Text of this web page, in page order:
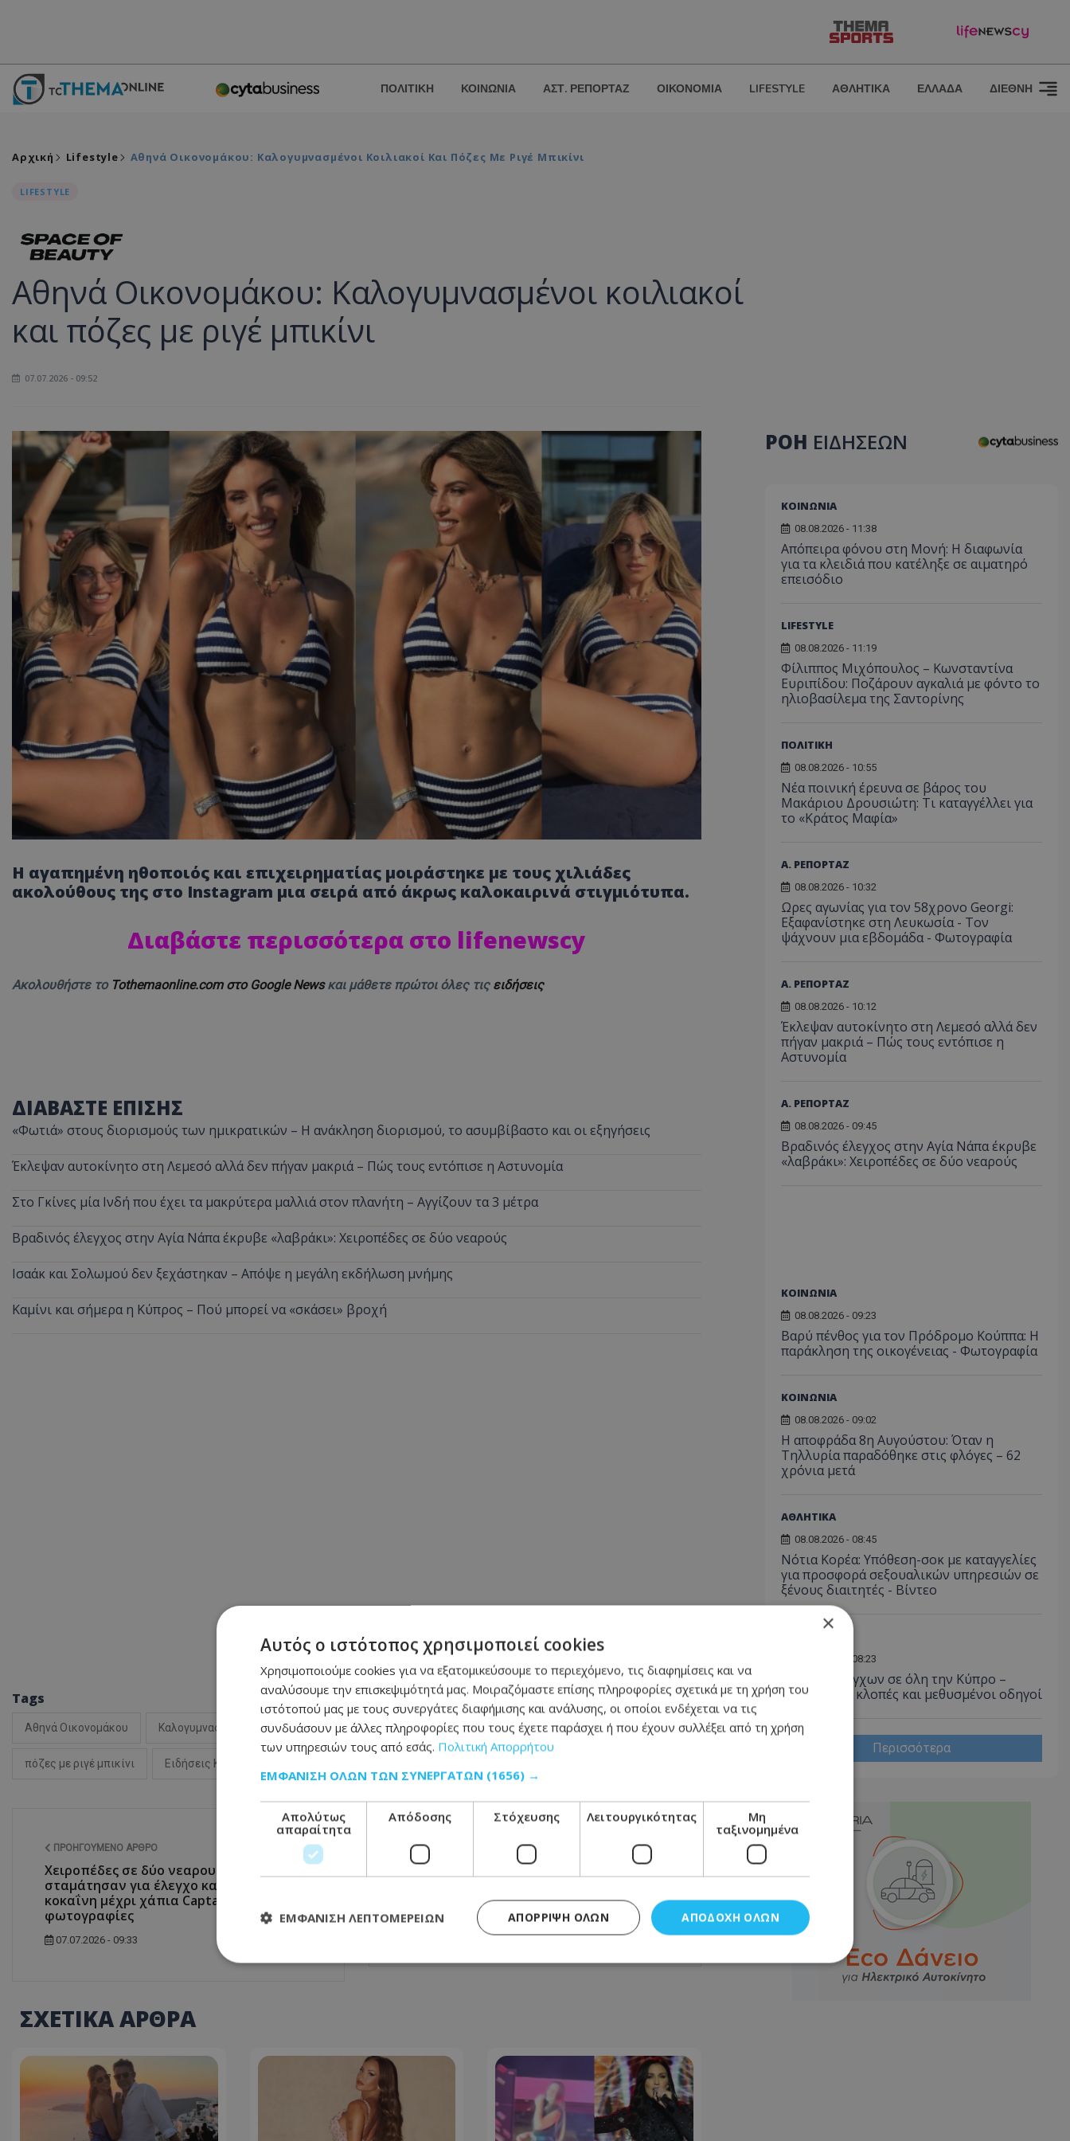
ΠΟΛΙΤΙΚΗ ΚΟΙΝΩΝΙΑ ΑΣΤ. ΡΕΠΟΡΤΑΖ ΟΙΚΟΝΟΜΙΑ LIFESTYLE ΑΘΛΗΤΙΚΑ ΕΛΛΑΔΑ ΔΙΕΘΝΗ
Αρχική Lifestyle Αθηνά Οικονομάκου: Καλογυμνασμένοι Κοιλιακοί Και Πόζες Με Ριγέ Μπικίνι
LIFESTYLE
Αθηνά Οικονομάκου: Καλογυμνασμένοι κοιλιακοί
και πόζες με ριγέ μπικίνι
07.07.2026 - 09:52
Η αγαπημένη ηθοποιός και επιχειρηματίας μοιράστηκε με τους χιλιάδες
ακολούθους της στο Instagram μια σειρά από άκρως καλοκαιρινά στιγμιότυπα.
Διαβάστε περισσότερα στο lifenewscy
Ακολουθήστε το Tothemaonline.com στο Google Newsκαι μάθετε πρώτοι όλες τις ειδήσεις
ΔΙΑΒΑΣΤΕ ΕΠΙΣΗΣ
«Φωτιά» στους διορισμούς των ημικρατικών – Η ανάκληση διορισμού, το ασυμβίβαστο και οι εξηγήσεις
Έκλεψαν αυτοκίνητο στη Λεμεσό αλλά δεν πήγαν μακριά – Πώς τους εντόπισε η Αστυνομία
Στο Γκίνες μία Ινδή που έχει τα μακρύτερα μαλλιά στον πλανήτη – Αγγίζουν τα 3 μέτρα
Βραδινός έλεγχος στην Αγία Νάπα έκρυβε «λαβράκι»: Χειροπέδες σε δύο νεαρούς
Ισαάκ και Σολωμού δεν ξεχάστηκαν – Απόψε η μεγάλη εκδήλωση μνήμης
Καμίνι και σήμερα η Κύπρος – Πού μπορεί να «σκάσει» βροχή
Tags
Αθηνά Οικονομάκου Καλογυμνασμένοι κοιλιακοί
πόζες με ριγέ μπικίνι Ειδήσεις Κύπρος
Μοιράσου αυτό το άρθρο
ΠΡΟΗΓΟΎΜΕΝΟ ΆΡΘΡΟ
Χειροπέδες σε δύο νεαρους: Τους
σταμάτησαν για έλεγχο και βρήκαν από
κοκαΐνη μέχρι χάπια Captagon- Δείτε
φωτογραφίες
07.07.2026 - 09:33
ΕΠΌΜΕΝΟ ΆΡΘΡΟ
15χρονη στη Θεσσαλονίκη κατήγγειλε
βιντεοσκόπησε την πράξη του
07.07.2026 - 10:16
ΣΧΕΤΙΚΑ ΑΡΘΡΑ
ΡΟΗ ΕΙΔΗΣΕΩΝ
ΚΟΙΝΩΝΙΑ
08.08.2026 - 11:38
Απόπειρα φόνου στη Μονή: Η διαφωνία
για τα κλειδιά που κατέληξε σε αιματηρό
επεισόδιο
LIFESTYLE
08.08.2026 - 11:19
Φίλιππος Μιχόπουλος – Κωνσταντίνα
Ευριπίδου: Ποζάρουν αγκαλιά με φόντο το
ηλιοβασίλεμα της Σαντορίνης
ΠΟΛΙΤΙΚΗ
08.08.2026 - 10:55
Νέα ποινική έρευνα σε βάρος του
Μακάριου Δρουσιώτη: Τι καταγγέλλει για
το «Κράτος Μαφία»
Α. ΡΕΠΟΡΤΑΖ
08.08.2026 - 10:32
Ωρες αγωνίας για τον 58χρονο Georgi:
Εξαφανίστηκε στη Λευκωσία - Toν
ψάχνουν μια εβδομάδα - Φωτογραφία
Α. ΡΕΠΟΡΤΑΖ
08.08.2026 - 10:12
Έκλεψαν αυτοκίνητο στη Λεμεσό αλλά δεν
πήγαν μακριά – Πώς τους εντόπισε η
Αστυνομία
Α. ΡΕΠΟΡΤΑΖ
08.08.2026 - 09:45
Βραδινός έλεγχος στην Αγία Νάπα έκρυβε
«λαβράκι»: Χειροπέδες σε δύο νεαρούς
ΚΟΙΝΩΝΙΑ
08.08.2026 - 09:23
Βαρύ πένθος για τον Πρόδρομο Κούππα: Η
παράκληση της οικογένειας - Φωτογραφία
ΚΟΙΝΩΝΙΑ
08.08.2026 - 09:02
Η αποφράδα 8η Αυγούστου: Όταν η
Τηλλυρία παραδόθηκε στις φλόγες – 62
χρόνια μετά
ΑΘΛΗΤΙΚΑ
08.08.2026 - 08:45
Νότια Κορέα: Υπόθεση-σοκ με καταγγελίες
για προσφορά σεξουαλικών υπηρεσιών σε
ξένους διαιτητές - Bίντεο
08.08.2026 - 08:23
Μπαράζ ελέγχων σε όλη την Κύπρο –
Ναρκωτικά, κλοπές και μεθυσμένοι οδηγοί
Περισσότερα
×
Αυτός ο ιστότοπος χρησιμοποιεί cookies
Χρησιμοποιούμε cookies για να εξατομικεύσουμε το περιεχόμενο, τις διαφημίσεις και να
αναλύσουμε την επισκεψιμότητά μας. Μοιραζόμαστε επίσης πληροφορίες σχετικά με τη χρήση του
ιστότοπού μας με τους συνεργάτες διαφήμισης και ανάλυσης, οι οποίοι ενδέχεται να τις
συνδυάσουν με άλλες πληροφορίες που τους έχετε παράσχει ή που έχουν συλλέξει από τη χρήση
των υπηρεσιών τους από εσάς. Πολιτική Απορρήτου
ΕΜΦΆΝΙΣΗ ΌΛΩΝ ΤΩΝ ΣΥΝΕΡΓΑΤΏΝ (1656) →
Απολύτως
απαραίτητα
Απόδοσης Στόχευσης Λειτουργικότητας
Μη
ταξινομημένα
ΑΠΟΔΟΧΉ ΌΛΩΝ
ΑΠΌΡΡΙΨΗ ΌΛΩΝ
ΕΜΦΆΝΙΣΗ ΛΕΠΤΟΜΕΡΕΙΏΝ
Προμηθευτής Πεδίο Λήξη
Περιγραφή
.lifenewscy.tothemaonline.com
1 χρόνος 3
εβδομάδες
Αυτό το cookie αποθηκεύει το
κράτος συγκατάθεσης του χρήστη
σχετικά με την παρακολούθηση και
την ιδιωτικότητα σύμφωνα με τον
κανονισμό απορρήτου των